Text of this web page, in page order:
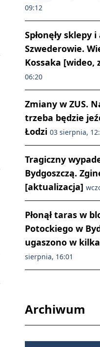
09:12
Spłonęły
Szwederowie.
Kossaka [wideo,
06:20
Zmiany w ZUS.
trzeba będzie
Łodzi 03 sierpnia,
Tragiczny
Bydgoszczą.
[aktualizacja]
Płonął taras w
Potockiego w
ugaszono w
sierpnia, 16:01
Archiwum